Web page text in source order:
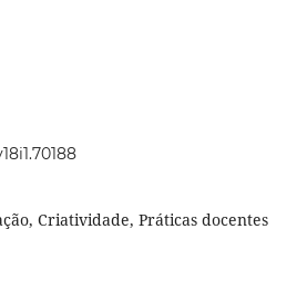
Criatividade, Práticas docentes